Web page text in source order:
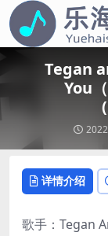
Tegan
You
详情介绍
歌手：Tegan